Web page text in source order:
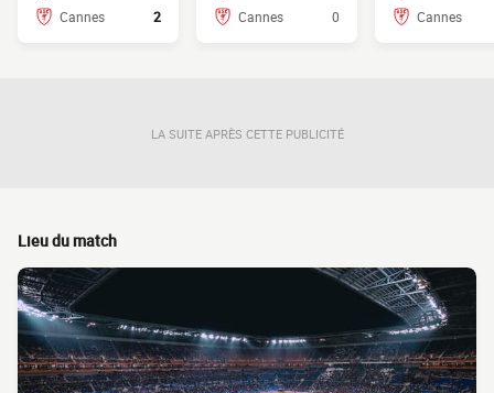
Cannes
2
Cannes
0
Cannes
LA SUITE APRÈS CETTE PUBLICITÉ
Lieu du match